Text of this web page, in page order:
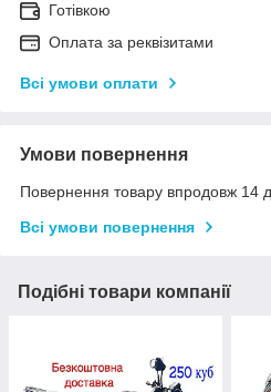
Готівкою
Оплата за реквізитами
Всі умови оплати
Умови повернення
Повернення товару впродовж 14
Всі умови повернення
Подібні товари компанії